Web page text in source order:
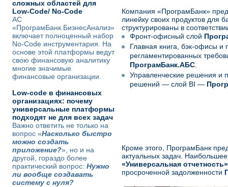
сложных областей для
Low-Code/ No-Code
АС
«ПрограмБанк.БизнесАнализ»
включает полноценный набор
No-Code инструментария. На
основе этой платформы ведут
свою финансовую аналитику
многие значимые
финансовые организации.
Low-code в финансовых
организациях: почему
универсальные платформы
подходят не для всех задач
Важно ответить не только на
вопрос «Насколько быстро
можно создать
приложение?», но и на
другой, гораздо более
практический вопрос: Нужно
ли вообще создавать
систему с нуля?
Компания «ПрограмБанк»
линейку своих продуктов для
структурированы в
Фронт-офисный слой
Главная книга, бэк-офисы и
регламентированных
ПрограмБанк.АБС.
Управленческие решения и
решений — слой BI —
Кроме этого, ПрограмБанк
актуальных задач.
«Универсальная отчетность»
просроченной задолженности